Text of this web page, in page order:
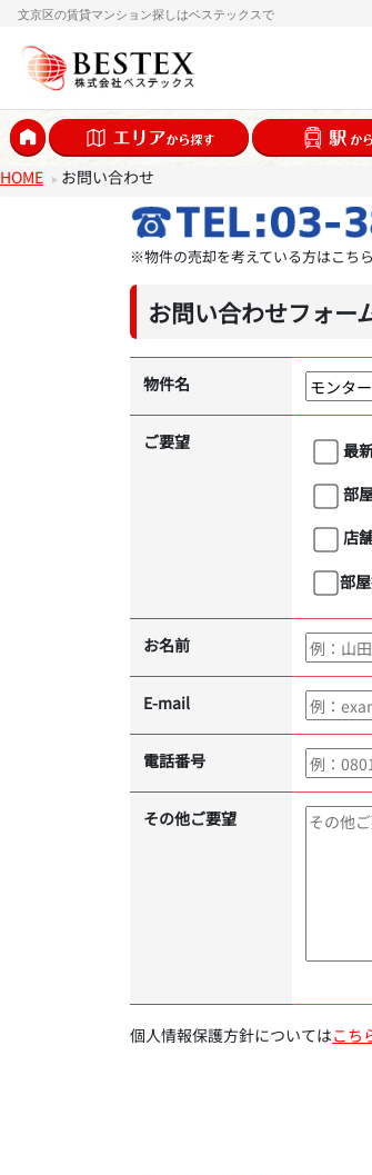
文京区の賃貸マンション探しはベステックスで
HOME お問い合わせ
※物件の売却を考えている方はこちら
お問い合わせフォー
物件名
ご要望
最
部
店
部
お名前
E-mail
電話番号
その他ご要望
個人情報保護方針についてはこち